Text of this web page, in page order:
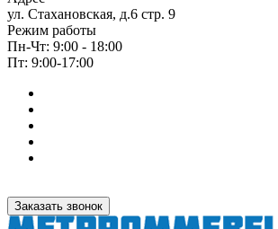
ул. Стахановская, д.6 стр. 9
Режим работы
Пн-Чт: 9:00 - 18:00
Пт: 9:00-17:00
Заказать звонок